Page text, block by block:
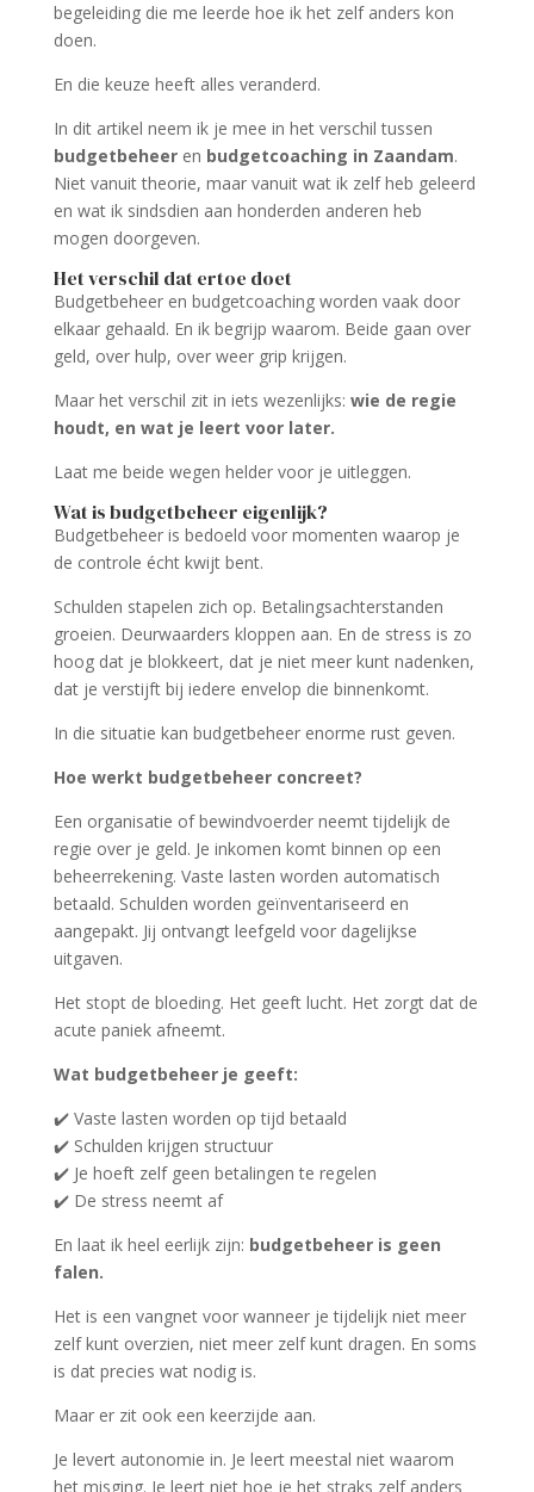
begeleiding die me leerde hoe ik het zelf anders kon
doen.
En die keuze heeft alles veranderd.
In dit artikel neem ik je mee in het verschil tussen
budgetbeheeren budgetcoaching in Zaandam.
Niet vanuit theorie, maar vanuit wat ik zelf heb geleerd
en wat ik sindsdien aan honderden anderen heb
mogen doorgeven.
Het verschil dat ertoe doet
Budgetbeheer en budgetcoaching worden vaak door
elkaar gehaald. En ik begrijp waarom. Beide gaan over
geld, over hulp, over weer grip krijgen.
Maar het verschil zit in iets wezenlijks: wie de regie
houdt, en wat je leert voor later.
Laat me beide wegen helder voor je uitleggen.
Wat is budgetbeheer eigenlijk?
Budgetbeheer is bedoeld voor momenten waarop je
de controle écht kwijt bent.
Schulden stapelen zich op. Betalingsachterstanden
groeien. Deurwaarders kloppen aan. En de stress is zo
hoog dat je blokkeert, dat je niet meer kunt nadenken,
dat je verstijft bij iedere envelop die binnenkomt.
In die situatie kan budgetbeheer enorme rust geven.
Hoe werkt budgetbeheer concreet?
Een organisatie of bewindvoerder neemt tijdelijk de
regie over je geld. Je inkomen komt binnen op een
beheerrekening. Vaste lasten worden automatisch
betaald. Schulden worden geïnventariseerd en
aangepakt. Jij ontvangt leefgeld voor dagelijkse
uitgaven.
Het stopt de bloeding. Het geeft lucht. Het zorgt dat de
acute paniek afneemt.
Wat budgetbeheer je geeft:
✔️ Vaste lasten worden op tijd betaald
✔️ Schulden krijgen structuur
✔️ Je hoeft zelf geen betalingen te regelen
✔️ De stress neemt af
En laat ik heel eerlijk zijn: budgetbeheer is geen
falen.
Het is een vangnet voor wanneer je tijdelijk niet meer
zelf kunt overzien, niet meer zelf kunt dragen. En soms
is dat precies wat nodig is.
Maar er zit ook een keerzijde aan.
Je levert autonomie in. Je leert meestal niet waarom
het misging. Je leert niet hoe je het straks zelf anders